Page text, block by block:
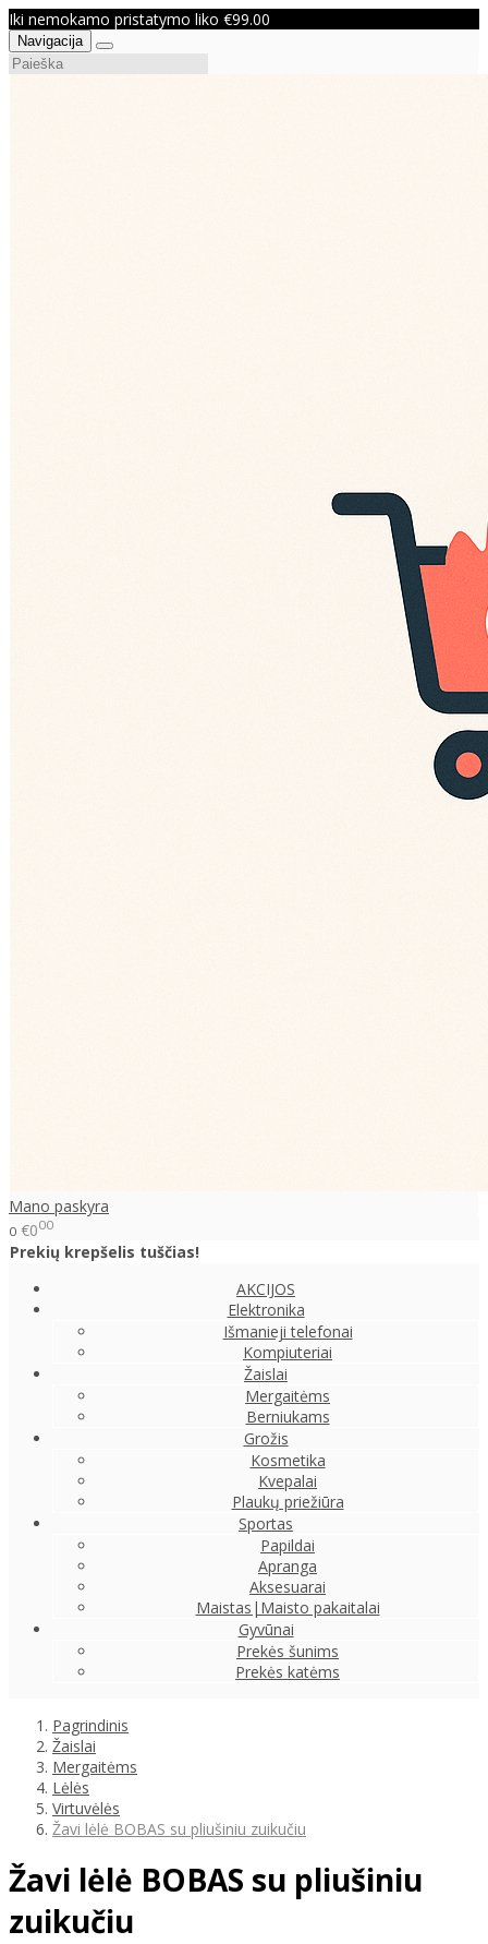
Iki nemokamo pristatymo liko €99.00
Navigacija
Mano paskyra
0 €000
Prekių krepšelis tuščias!
AKCIJOS
Elektronika
Išmanieji telefonai
Kompiuteriai
Žaislai
Mergaitėms
Berniukams
Grožis
Kosmetika
Kvepalai
Plaukų priežiūra
Sportas
Papildai
Apranga
Aksesuarai
Maistas|Maisto pakaitalai
Gyvūnai
Prekės šunims
Prekės katėms
Pagrindinis
Žaislai
Mergaitėms
Lėlės
Virtuvėlės
Žavi lėlė BOBAS su pliušiniu zuikučiu
Žavi lėlė BOBAS su pliušiniu
zuikučiu